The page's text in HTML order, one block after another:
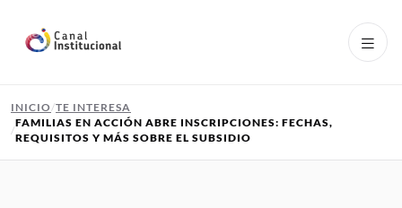
INICIO TE INTERESA
FAMILIAS EN ACCIÓN ABRE INSCRIPCIONES: FECHAS,
REQUISITOS Y MÁS SOBRE EL SUBSIDIO